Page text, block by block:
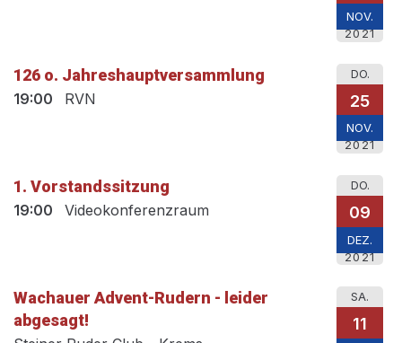
NOV.
2021
DO.
25
NOV.
2021
126 o. Jahreshauptversammlung
19:00 RVN
DO.
09
DEZ.
2021
1. Vorstandssitzung
19:00 Videokonferenzraum
SA.
11
Wachauer Advent-Rudern - leider
abgesagt!